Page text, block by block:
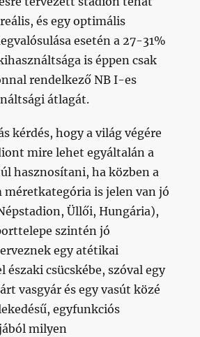
és egy optimális
esetén a 27-31%
is éppen csak
rendelkező NB I-es
átlagát.
kérdés, hogy a világ végére
mire lehet egyáltalán a
hasznosítani, ha közben a
méretkategória is jelen van jó
Üllői, Hungária),
szintén jó
egy atétikai
északi csücskébe, szóval egy
vasgyár és egy vasút közé
egyfunkciós
milyen